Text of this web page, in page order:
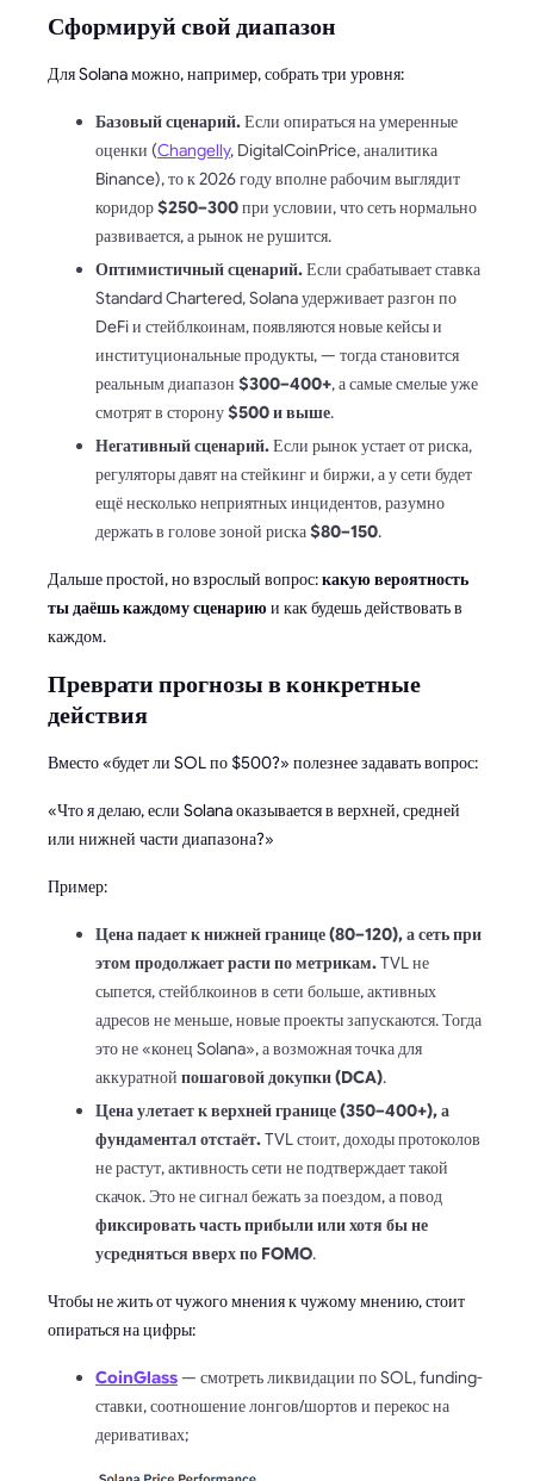
Сформируй свой диапазон
Для Solana можно, например, собрать три уровня:
Базовый сценарий.Если опираться на умеренные
оценки (Changelly, DigitalCoinPrice, аналитика
Binance), то к 2026 году вполне рабочим выглядит
коридор$250–300при условии, что сеть нормально
развивается, а рынок не рушится.
Оптимистичный сценарий.Если срабатывает ставка
Standard Chartered, Solana удерживает разгон по
DeFi и стейблкоинам, появляются новые кейсы и
институциональные продукты, — тогда становится
реальным диапазон $300–400+, а самые смелые уже
смотрят в сторону$500 и выше.
Негативный сценарий.Если рынок устает от риска,
регуляторы давят на стейкинг и биржи, а у сети будет
ещё несколько неприятных инцидентов, разумно
держать в голове зоной риска$80–150.
Дальше простой, но взрослый вопрос:какую вероятность
ты даёшь каждому сценариюи как будешь действовать в
каждом.
Преврати прогнозы в конкретные
действия
Вместо «будет ли SOL по $500?» полезнее задавать вопрос:
«Что я делаю, если Solana оказывается в верхней, средней
или нижней части диапазона?»
Пример:
Цена падает к нижней границе (80–120), а сеть при
этом продолжает расти по метрикам.TVL не
сыпется, стейблкоинов в сети больше, активных
адресов не меньше, новые проекты запускаются. Тогда
это не «конец Solana», а возможная точка для
аккуратной пошаговой докупки (DCA).
Цена улетает к верхней границе (350–400+), а
фундаментал отстаёт.TVL стоит, доходы протоколов
не растут, активность сети не подтверждает такой
скачок. Это не сигнал бежать за поездом, а повод
фиксировать часть прибыли или хотя бы не
усредняться вверх по FOMO.
Чтобы не жить от чужого мнения к чужому мнению, стоит
опираться на цифры:
CoinGlass— смотреть ликвидации по SOL, funding-
ставки, соотношение лонгов/шортов и перекос на
деривативах;